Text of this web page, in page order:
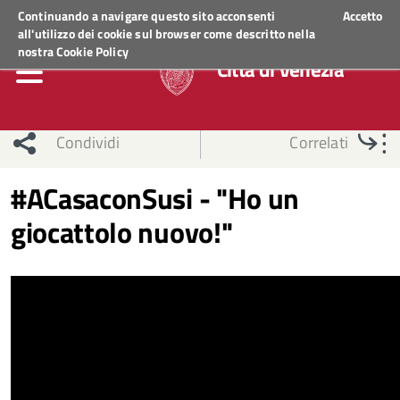
Continuando a navigare questo sito acconsenti
all'utilizzo dei cookie sul browser come descritto nella
nostraCookie Policy
Accetto
Regione Veneto ACCEDI AI SERVIZI
Città di Venezia
Condividi Correlati
#ACasaconSusi - "Ho un
giocattolo nuovo!"